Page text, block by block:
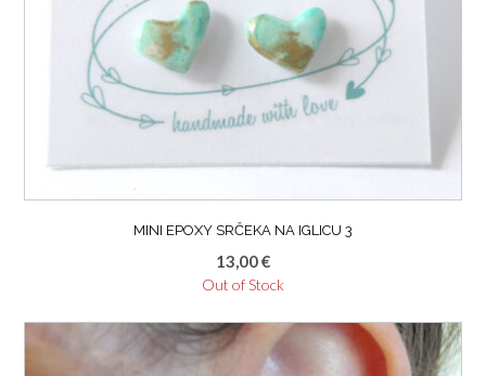
MINI EPOXY SRČEKA NA IGLICU 3
13,00€
Out of Stock